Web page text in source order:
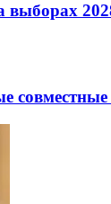
выборах